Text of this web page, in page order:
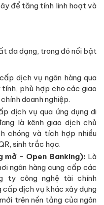
để tăng tính linh hoạt và
đa dạng, trong đó nổi bật
dịch vụ ngân hàng qua
phù hợp cho các giao
doanh nghiệp.
dịch vụ qua ứng dụng di
là kênh giao dịch chủ
chóng và tích hợp nhiều
sinh trắc học.
mở - Open Banking): Là
ngân hàng cung cấp các
ty công nghệ tài chính
cấp dịch vụ khác xây dựng
trên nền tảng của ngân